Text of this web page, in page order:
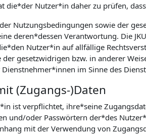
die*der Nutzer*in daher zu prüfen,
Nutzungsbedingungen sowie der
deren*dessen Verantwortung. Die
Nutzer*in auf allfällige
der gesetzwidrigen bzw. in anderer
im Sinne des
(Zugangs-)Daten
ist verpflichtet, ihre*seine
und/oder Passwörtern der*des
mit der Verwendung von